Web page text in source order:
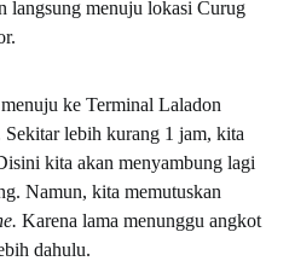
langsung menuju lokasi Curug
ke Terminal Laladon
lebih kurang 1 jam, kita
kita akan menyambung lagi
Namun, kita memutuskan
Karena lama menunggu angkot
dahulu.